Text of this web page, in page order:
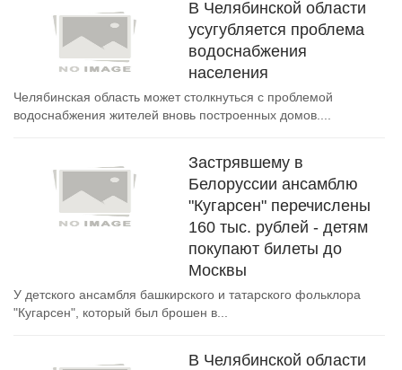
В Челябинской области
усугубляется проблема
водоснабжения
населения
Челябинская область может столкнуться с проблемой
водоснабжения жителей вновь построенных домов....
Застрявшему в
Белоруссии ансамблю
"Кугарсен" перечислены
160 тыс. рублей - детям
покупают билеты до
Москвы
У детского ансамбля башкирского и татарского фольклора
"Кугарсен", который был брошен в...
В Челябинской области